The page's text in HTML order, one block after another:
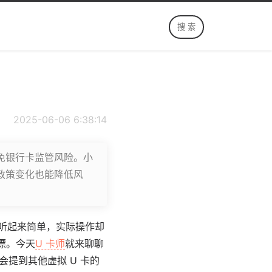
2025-06-06 6:38:14
银行卡监管风险。小
策变化也能降低风
起来简单，实际操作却
。今天U 卡师就来聊聊
提到其他虚拟 U 卡的